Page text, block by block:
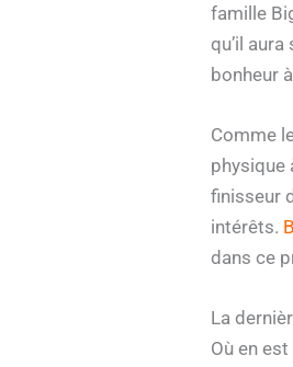
famille
qu’il
bonheur
Comme
physique
finisseur
intérêts.
dans ce
La
Où en est